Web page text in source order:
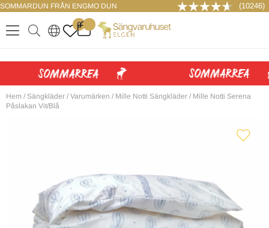
SOMMARDUN FRÅN ENGMO DUN (10246)
.
0
. ..
LOGGA IN
Hem / Sängkläder / Varumärken / Mille Notti Sängkläder / Mille Notti Serena
Påslakan Vit/Blå